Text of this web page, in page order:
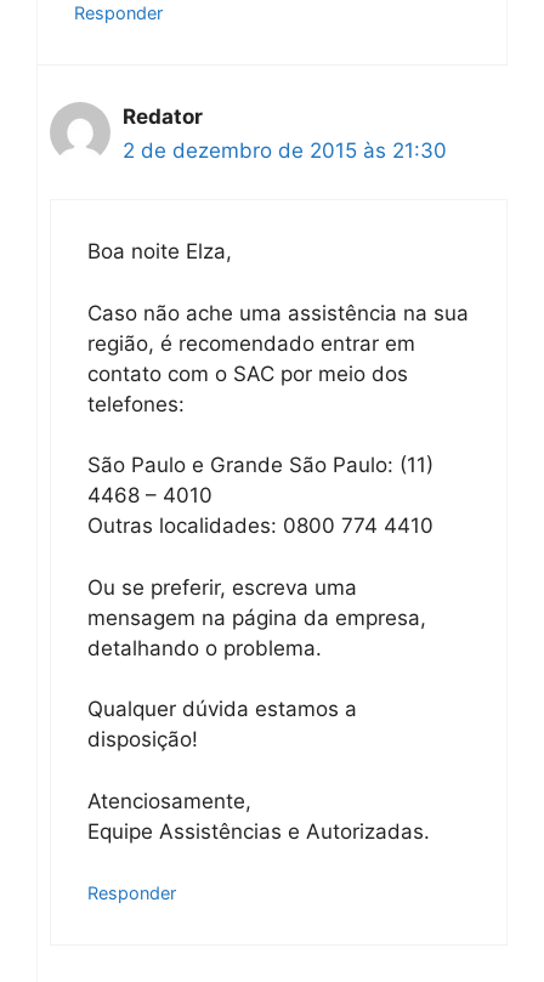
Responder
Redator
2 de dezembro de 2015 às 21:30
Boa noite Elza,
Caso não ache uma assistência na sua
região, é recomendado entrar em
contato com o SAC por meio dos
telefones:
São Paulo e Grande São Paulo: (11)
4468 – 4010
Outras localidades: 0800 774 4410
Ou se preferir, escreva uma
mensagem na página da empresa,
detalhando o problema.
Qualquer dúvida estamos a
disposição!
Atenciosamente,
Equipe Assistências e Autorizadas.
Responder